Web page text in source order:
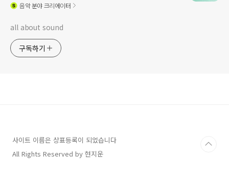
음악분야 크리에이터
all about sound
구독하기
사이트 이름은 상표등록이 되었습니다
All Rights Reserved by 현지운